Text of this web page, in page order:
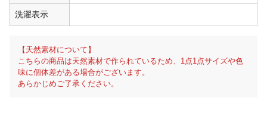
洗濯表示
【天然素材について】
こちらの商品は天然素材で作られているため、1点1点サイズや色
味に個体差がある場合がございます。
あらかじめご了承ください。